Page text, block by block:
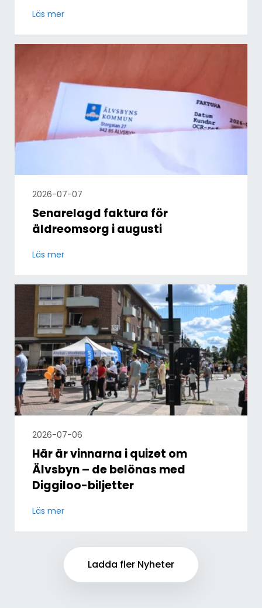
Läs mer
2026-07-07
Senarelagd faktura för
äldreomsorg i augusti
Läs mer
2026-07-06
Här är vinnarna i quizet om
Älvsbyn – de belönas med
Diggiloo-biljetter
Läs mer
Ladda fler Nyheter